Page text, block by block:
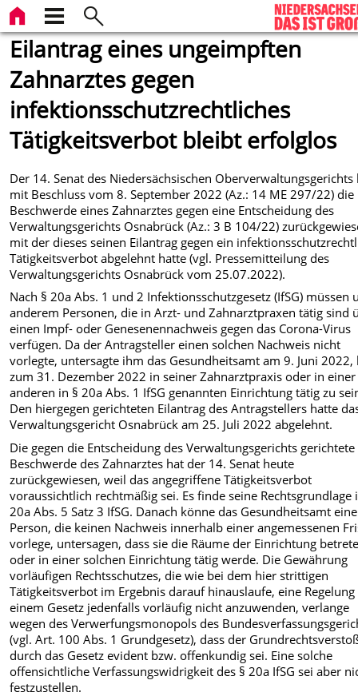
Eilantrag eines ungeimpften
Zahnarztes gegen
infektionsschutzrechtliches
Tätigkeitsverbot bleibt erfolglos
Der 14. Senat des Niedersächsischen Oberverwaltungsgerichts
mit Beschluss vom 8. September 2022 (Az.: 14 ME 297/22) die
Beschwerde eines Zahnarztes gegen eine Entscheidung des
Verwaltungsgerichts Osnabrück (Az.: 3 B 104/22)
mit der dieses seinen Eilantrag gegen ein
Tätigkeitsverbot abgelehnt hatte (vgl. Pressemitteilung des
Verwaltungsgerichts Osnabrück vom 25.07.2022).
Nach § 20a Abs. 1 und 2 Infektionsschutzgesetz (IfSG) müssen
anderem Personen, die in Arzt- und Zahnarztpraxen tätig sind
einen Impf- oder Genesenennachweis gegen das Corona-Virus
verfügen. Da der Antragsteller einen solchen Nachweis nicht
vorlegte, untersagte ihm das Gesundheitsamt am 9. Juni 2022,
zum 31. Dezember 2022 in seiner Zahnarztpraxis oder in einer
anderen in § 20a Abs. 1 IfSG genannten Einrichtung tätig zu
Den hiergegen gerichteten Eilantrag des Antragstellers hatte
Verwaltungsgericht Osnabrück am 25. Juli 2022 abgelehnt.
Die gegen die Entscheidung des Verwaltungsgerichts gerichtete
Beschwerde des Zahnarztes hat der 14. Senat heute
zurückgewiesen, weil das angegriffene Tätigkeitsverbot
voraussichtlich rechtmäßig sei. Es finde seine Rechtsgrundlage
20a Abs. 5 Satz 3 IfSG. Danach könne das Gesundheitsamt
Person, die keinen Nachweis innerhalb einer angemessenen
vorlege, untersagen, dass sie die Räume der Einrichtung
oder in einer solchen Einrichtung tätig werde. Die Gewährung
vorläufigen Rechtsschutzes, die wie bei dem hier strittigen
Tätigkeitsverbot im Ergebnis darauf hinauslaufe, eine
einem Gesetz jedenfalls vorläufig nicht anzuwenden, verlange
wegen des Verwerfungsmonopols des
(vgl. Art. 100 Abs. 1 Grundgesetz), dass der
durch das Gesetz evident bzw. offenkundig sei. Eine solche
offensichtliche Verfassungswidrigkeit des § 20a IfSG sei aber
festzustellen.